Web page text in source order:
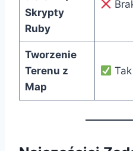
Skrypty
Ruby
Tworzenie
Terenu z
Map
Tak